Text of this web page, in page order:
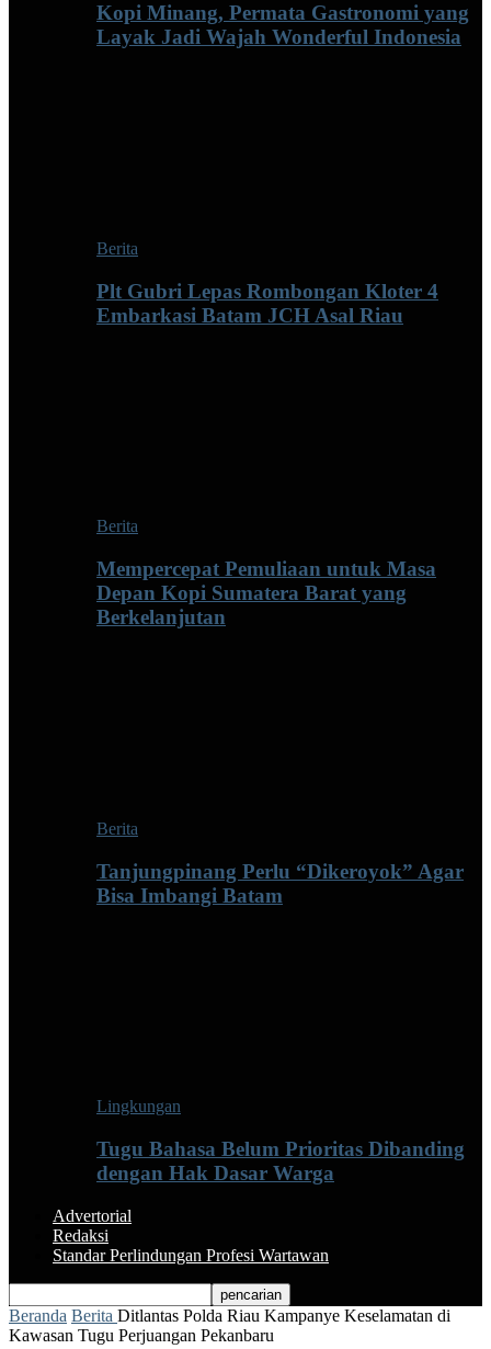
Kopi Minang, Permata Gastronomi yang
Layak Jadi Wajah Wonderful Indonesia
Berita
Plt Gubri Lepas Rombongan Kloter 4
Embarkasi Batam JCH Asal Riau
Berita
Mempercepat Pemuliaan untuk Masa
Depan Kopi Sumatera Barat yang
Berkelanjutan
Berita
Tanjungpinang Perlu “Dikeroyok” Agar
Bisa Imbangi Batam
Lingkungan
Tugu Bahasa Belum Prioritas Dibanding
dengan Hak Dasar Warga
Advertorial
Redaksi
Standar Perlindungan Profesi Wartawan
Beranda Berita Ditlantas Polda Riau Kampanye Keselamatan di
Kawasan Tugu Perjuangan Pekanbaru